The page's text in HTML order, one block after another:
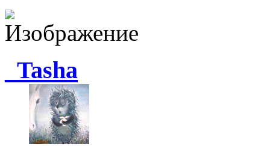
_Tasha